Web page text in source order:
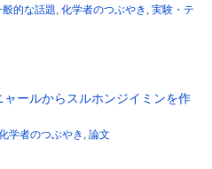
般的な話題 化学者のつぶやき 実験・テ
ャールからスルホンジイミンを作
学者のつぶやき 論文